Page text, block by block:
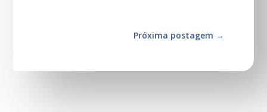
Próxima postagem →